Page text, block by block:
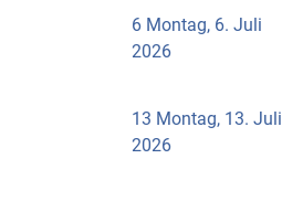
6 Montag, 6. Juli
2026
13 Montag, 13. Juli
2026